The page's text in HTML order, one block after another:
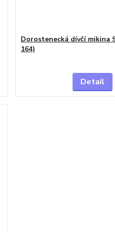
Dorostenecká dívčí mikina
164)
Detail